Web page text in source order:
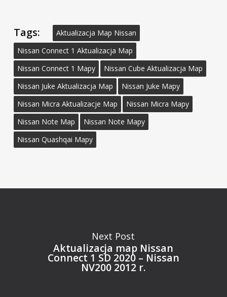
Tags:
Aktualizacja Map Nissan
Nissan Connect 1 Aktualizacja Map
Nissan Connect 1 Mapy
Nissan Cube Aktualizacja Map
Nissan Juke Aktualizacja Map
Nissan Juke Mapy
Nissan Micra Aktualizacje Map
Nissan Micra Mapy
Nissan Note Map
Nissan Note Mapy
Nissan Quashqai Mapy
Next Post
Aktualizacja map Nissan
Connect 1 SD 2020 – Nissan
NV200 2012 r.